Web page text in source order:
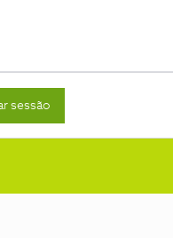
sessão